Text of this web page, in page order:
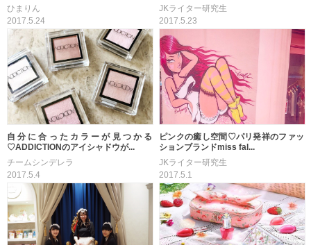
ひまりん
2017.5.24
JKライター研究生
2017.5.23
自分に合ったカラーが見つかる
♡ADDICTIONのアイシャドウが...
チームシンデレラ
2017.5.4
ピンクの癒し空間♡パリ発祥のファッ
ションブランドmiss fal...
JKライター研究生
2017.5.1